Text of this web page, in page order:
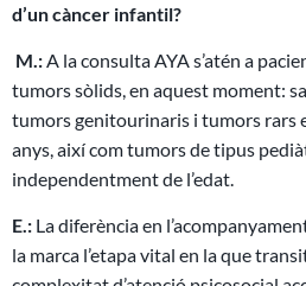
d’un càncer infantil?
M.: A la consulta AYA s’atén a
tumors sòlids, en aquest moment:
tumors genitourinaris i tumors rars
anys, així com tumors de tipus
independentment de l’edat.
E.: La diferència en
la marca l’etapa vital en la que